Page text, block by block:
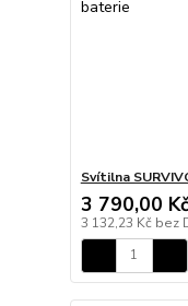
Svítilna
3 790,00 Kč
3 132,23 Kč bez